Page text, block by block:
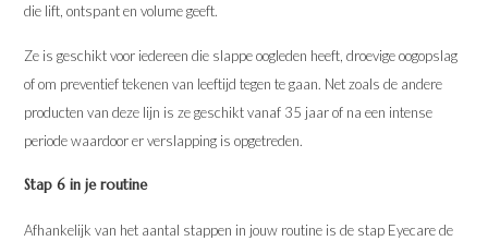
die lift, ontspant en volume geeft.
Ze is geschikt voor iedereen die slappe oogleden heeft, droevige oogopslag
of om preventief tekenen van leeftijd tegen te gaan. Net zoals de andere
producten van deze lijn is ze geschikt vanaf 35 jaar of na een intense
periode waardoor er verslapping is opgetreden.
Stap 6 in je routine
Afhankelijk van het aantal stappen in jouw routine is de stap Eyecare de